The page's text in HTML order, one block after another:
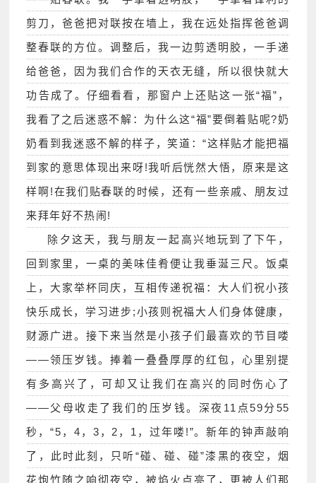
剪刀，爸爸把对联按在墙上，我在远处指挥爸爸调
整春联的方位。调整后，我一边剪透明胶，一手递
给爸爸，因为我们合作的天衣无缝，所以很快就大
功告成了。仔细看看，那窗户上还贴这一张“福”，
我看了之后迷惑不解：为什么这“福”要倒着贴呢?奶
奶看到我迷惑不解的样子，笑道：“这样贴才能把福
到家的意思体现出来呀!我听后恍然大悟，原来是这
样啊!在我们贴春联的时候，还有一些亲戚、朋友过
来拜年好不热闹!
除夕这天，我与朋友一起高兴地玩到了下午，
回到家里，一桌的美味佳肴便让我垂涎三尺。饭桌
上，大家举杯同庆，互相传递祝福：大人们祝小孩
快乐成长，学习进步;小孩则祝福大人们身体健康，
财源广进。接下来当然是小孩子们最喜欢的节目喽
——领压岁钱。捧着一叠叠厚厚的红包，心里别提
有多高兴了，可却又让我们在高兴的同时伤心了
——父母收走了我们的压岁钱。深夜11点59分55
秒，“5，4，3，2，1，过年喽!”。新年的钟声敲响
了，此时此刻，只听“碰、碰、碰”漆黑的夜空，烟
花炮竹随之响彻夜空，被焰火点亮了，更被人们那